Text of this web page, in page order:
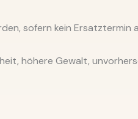
sofern kein Ersatztermin
höhere Gewalt,